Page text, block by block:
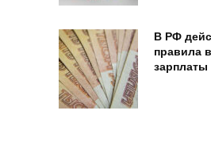
В РФ
правила
зарплаты